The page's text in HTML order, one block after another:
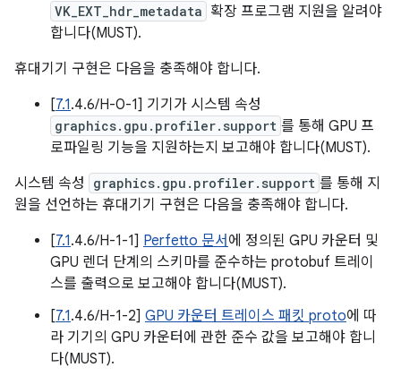
VK_EXT_hdr_metadata 확장 프로그램 지원을 알려야
합니다(MUST).
휴대기기 구현은 다음을 충족해야 합니다.
[7.1.4.6/H-0-1] 기기가 시스템 속성
graphics.gpu.profiler.support 를 통해 GPU 프
로파일링 기능을 지원하는지 보고해야 합니다(MUST).
시스템 속성
graphics.gpu.profiler.support 를 통해 지
원을 선언하는 휴대기기 구현은 다음을 충족해야 합니다.
[7.1.4.6/H-1-1] Perfetto 문서 에 정의된 GPU 카운터 및
GPU 렌더 단계의 스키마를 준수하는 protobuf 트레이
스를 출력으로 보고해야 합니다(MUST).
[7.1.4.6/H-1-2] GPU 카운터 트레이스 패킷 proto에 따
라 기기의 GPU 카운터에 관한 준수 값을 보고해야 합니
다(MUST).